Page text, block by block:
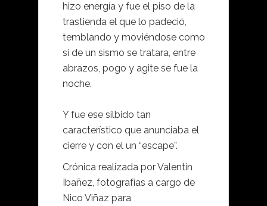
hizo energía y fue el piso de la
trastienda el que lo padeció,
temblando y moviéndose como
si de un sismo se tratara, entre
abrazos, pogo y agite se fue la
noche.
Y fue ese silbido tan
característico que anunciaba el
cierre y con el un “escape”.
Crónica realizada por Valentin
Ibañez, fotografías a cargo de
Nico Viñaz para